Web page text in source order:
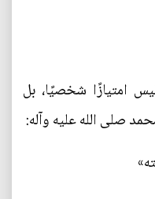
امتيازًا شخصيًا، بل
صلى الله عليه وآله: